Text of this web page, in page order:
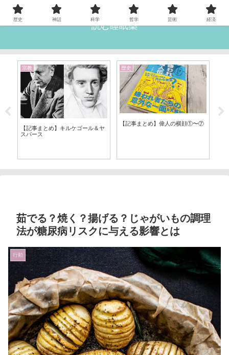
読む睡眠薬
宗教
【記事まとめ】キルケゴール＆ヤ
スパース
歴史
【記事まとめ】偉人の横顔①〜⑦
茹でる？焼く？揚げる？じゃがいもの調理
法が糖尿病リスクに与える影響とは
行動
歴史 神話 科学 哲学 芸術 経済